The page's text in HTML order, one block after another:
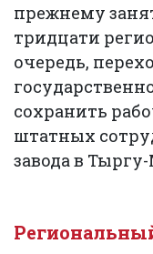
прежнему
тридцати
очередь,
сохранить
штатных
завода в